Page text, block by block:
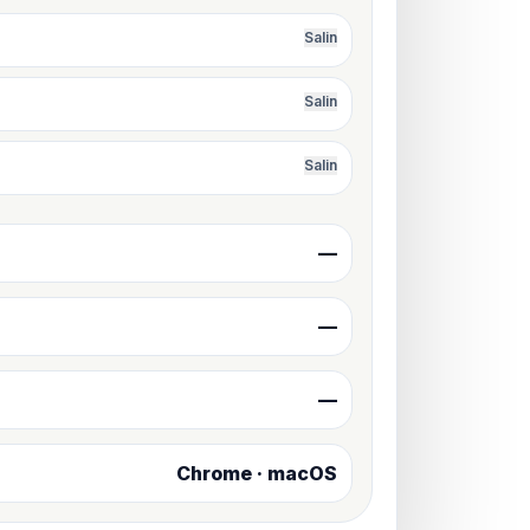
Salin
Salin
Salin
—
—
—
Chrome · macOS